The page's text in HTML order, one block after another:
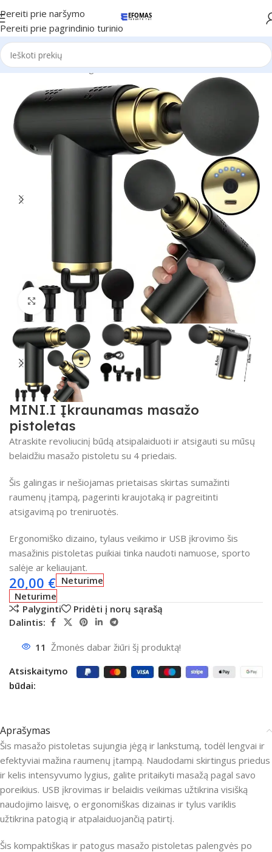
Pereiti prie naršymo
Pereiti prie pagrindinio turinio
Pradžia Sveikata ir grožis Masažuokliai
Spustelėkite, kad padidintumėte
MINI.I Įkraunamas masažo
pistoletas
Atraskite revoliucinį būdą atsipalaiduoti ir atsigauti su mūsų
belaidžiu masažo pistoletu su 4 priedais.
Šis galingas ir nešiojamas prietaisas skirtas sumažinti
raumenų įtampą, pagerinti kraujotaką ir pagreitinti
atsigavimą po treniruotės.
Ergonomiško dizaino, tylaus veikimo ir USB įkrovimo šis
masažinis pistoletas puikiai tinka naudoti namuose, sporto
salėje ar keliaujant.
20,00 € Neturime
Neturime
Palyginti
Pridėti į norų sąrašą
Dalintis:
11 Žmonės dabar žiūri šį produktą!
Atsiskaitymo
būdai:
Aprašymas
Šis masažo pistoletas sujungia jėgą ir lankstumą, todėl lengvai ir
efektyviai mažina raumenų įtampą. Naudodami skirtingus priedus
ir kelis intensyvumo lygius, galite pritaikyti masažą pagal savo
poreikius. USB įkrovimas ir belaidis veikimas užtikrina visišką
naudojimo laisvę, o ergonomiškas dizainas ir tylus variklis
užtikrina patogią ir atpalaiduojančią patirtį.
Šis kompaktiškas ir patogus masažo pistoletas palengvės po